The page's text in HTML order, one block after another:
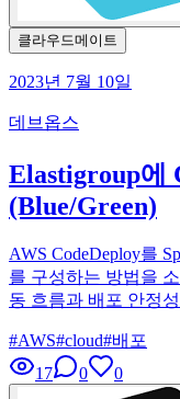
클라우드메이트
2023년 7월 10일
데브옵스
Elastigroup에
(Blue/Green)
AWS CodeDeploy를
를 구성하는 방법을
동 흐름과 배포 안정
#AWS#cloud#배포
17
0 0